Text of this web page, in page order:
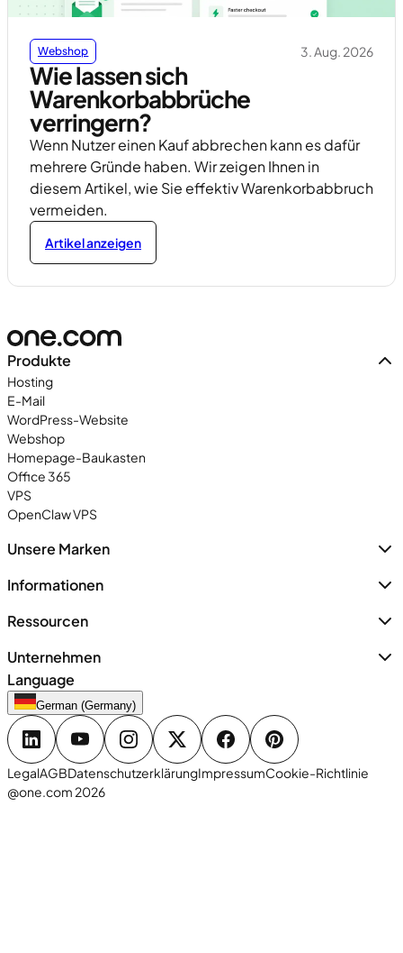
Webshop 3. Aug. 2026
Wie lassen sich
Warenkorbabbrüche
verringern?
Wenn Nutzer einen Kauf abbrechen kann es dafür
mehrere Gründe haben. Wir zeigen Ihnen in
diesem Artikel, wie Sie effektiv Warenkorbabbruch
vermeiden.
Artikel anzeigen
Produkte
Hosting
E-Mail
WordPress-Website
Webshop
Homepage-Baukasten
Office 365
VPS
OpenClaw VPS
Unsere Marken
Informationen
Ressourcen
Unternehmen
Language
German (Germany)
LegalAGBDatenschutzerklärungImpressumCookie-Richtlinie
@one.com 2026